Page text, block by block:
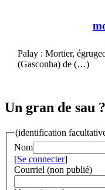
Palay : Mortier,
(Gasconha) de (…)
Un gran de sau ?
(identification
Nom
[Se connecter]
Courriel (non publié)